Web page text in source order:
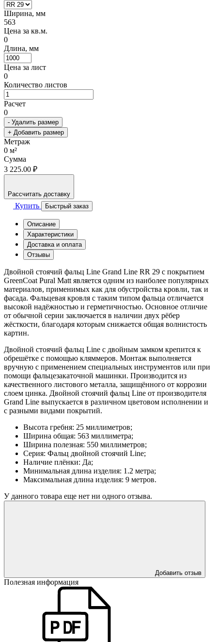
Ширина, мм
563
Цена за кв.м.
0
Длина, мм
Цена за лист
0
Количество листов
Расчет
0
- Удалить размер
+ Добавить размер
Метраж
0 м²
Сумма
3 225.00 ₽
Рассчитать доставку
Купить Быстрый заказ
Описание
Характеристики
Доставка и оплата
Отзывы
Двойной стоячий фальц Line Grand Line RR 29 с покрытием
GreenCoat Pural Matt является одним из наиболее популярных
материалов, применимых как для обустройства кровли, так и
фасада. Фальцевая кровля с таким типом фальца отличается
высокой надёжностью и герметичностью. Основное отличие
от обычной серии заключается в наличии двух рёбер
жёсткости, благодаря которым снижается общая волнистость
картин.
Двойной стоячий фальц Line с двойным замком крепится к
обрешётке с помощью кляммеров. Монтаж выполняется
вручную с применением специальных инструментов или при
помощи фальцезакаточной машинки. Производится из
качественного листового металла, защищённого от коррозии
слоем цинка. Двойной стоячий фальц Line от производителя
Grand Line выпускается в различном цветовом исполнении и
с разными видами покрытий.
Высота гребня: 25 миллиметров;
Ширина общая: 563 миллиметра;
Ширина полезная: 550 миллиметров;
Серия: Фальц двойной стоячий Line;
Наличие плёнки: Да;
Минимальная длина изделия: 1.2 метра;
Максимальная длина изделия: 9 метров.
У данного товара еще нет ни одного отзыва.
Добавить отзыв
Полезная информация